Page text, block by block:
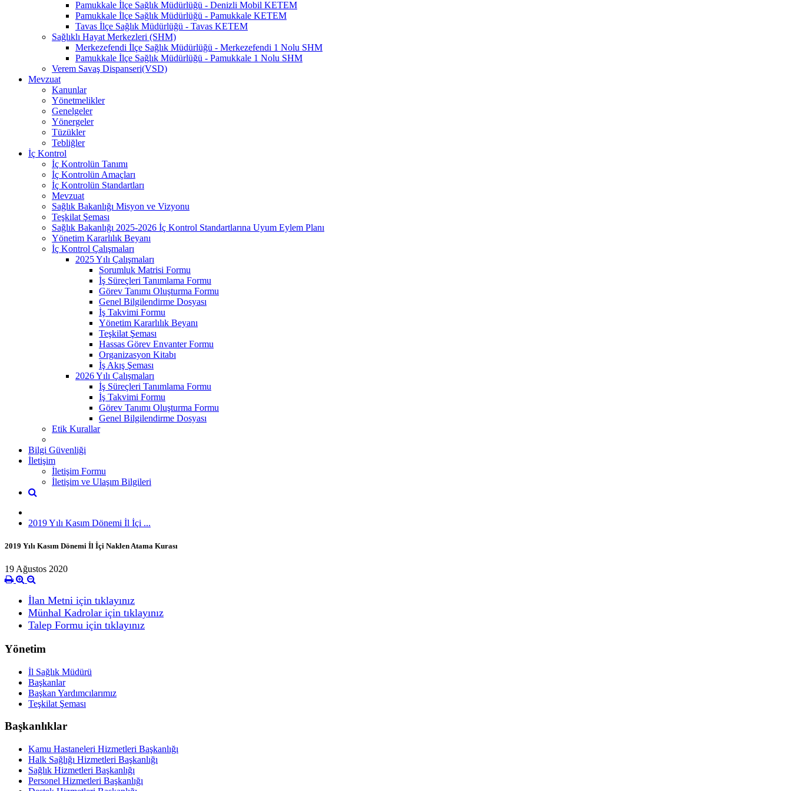
Pamukkale İlçe Sağlık Müdürlüğü - Denizli Mobil KETEM
Pamukkale İlçe Sağlık Müdürlüğü - Pamukkale KETEM
Tavas İlçe Sağlık Müdürlüğü - Tavas KETEM
Sağlıklı Hayat Merkezleri (SHM)
Merkezefendi İlçe Sağlık Müdürlüğü - Merkezefendi 1 Nolu SHM
Pamukkale İlçe Sağlık Müdürlüğü - Pamukkale 1 Nolu SHM
Verem Savaş Dispanseri(VSD)
Mevzuat
Kanunlar
Yönetmelikler
Genelgeler
Yönergeler
Tüzükler
Tebliğler
İç Kontrol
İç Kontrolün Tanımı
İç Kontrolün Amaçları
İç Kontrolün Standartları
Mevzuat
Sağlık Bakanlığı Misyon ve Vizyonu
Teşkilat Şeması
Sağlık Bakanlığı 2025-2026 İç Kontrol Standartlarına Uyum Eylem Planı
Yönetim Kararlılık Beyanı
İç Kontrol Çalışmaları
2025 Yılı Çalışmaları
Sorumluk Matrisi Formu
İş Süreçleri Tanımlama Formu
Görev Tanımı Oluşturma Formu
Genel Bilgilendirme Dosyası
İş Takvimi Formu
Yönetim Kararlılık Beyanı
Teşkilat Şeması
Hassas Görev Envanter Formu
Organizasyon Kitabı
İş Akış Şeması
2026 Yılı Çalışmaları
İş Süreçleri Tanımlama Formu
İş Takvimi Formu
Görev Tanımı Oluşturma Formu
Genel Bilgilendirme Dosyası
Etik Kurallar
Bilgi Güvenliği
İletişim
İletişim Formu
İletişim ve Ulaşım Bilgileri
2019 Yılı Kasım Dönemi İl İçi ...
2019 Yılı Kasım Dönemi İl İçi Naklen Atama Kurası
19 Ağustos 2020
İlan Metni için tıklayınız
Münhal Kadrolar için tıklayınız
Talep Formu için tıklayınız
Yönetim
İl Sağlık Müdürü
Başkanlar
Başkan Yardımcılarımız
Teşkilat Şeması
Başkanlıklar
Kamu Hastaneleri Hizmetleri Başkanlığı
Halk Sağlığı Hizmetleri Başkanlığı
Sağlık Hizmetleri Başkanlığı
Personel Hizmetleri Başkanlığı